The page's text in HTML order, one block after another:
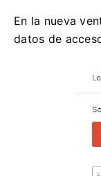
En la nueva
datos de